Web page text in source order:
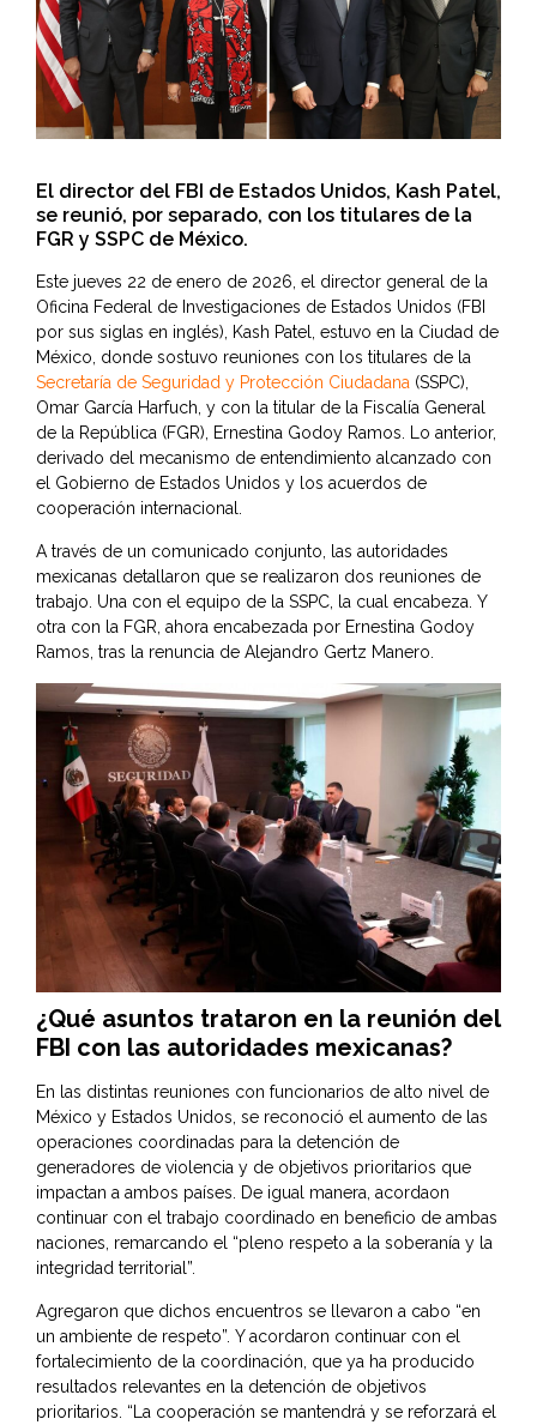
El director del FBI de Estados Unidos, Kash Patel,
se reunió, por separado, con los titulares de la
FGR y SSPC de México.
Este jueves 22 de enero de 2026, el director general de la
Oficina Federal de Investigaciones de Estados Unidos (FBI
por sus siglas en inglés), Kash Patel, estuvo en la Ciudad de
México, donde sostuvo reuniones con los titulares de la
Secretaría de Seguridad y Protección Ciudadana (SSPC),
Omar García Harfuch, y con la titular de la Fiscalía General
de la República (FGR), Ernestina Godoy Ramos. Lo anterior,
derivado del mecanismo de entendimiento alcanzado con
el Gobierno de Estados Unidos y los acuerdos de
cooperación internacional.
A través de un comunicado conjunto, las autoridades
mexicanas detallaron que se realizaron dos reuniones de
trabajo. Una con el equipo de la SSPC, la cual encabeza. Y
otra con la FGR, ahora encabezada por Ernestina Godoy
Ramos, tras la renuncia de Alejandro Gertz Manero.
¿Qué asuntos trataron en la reunión del
FBI con las autoridades mexicanas?
En las distintas reuniones con funcionarios de alto nivel de
México y Estados Unidos, se reconoció el aumento de las
operaciones coordinadas para la detención de
generadores de violencia y de objetivos prioritarios que
impactan a ambos países. De igual manera, acordaon
continuar con el trabajo coordinado en beneficio de ambas
naciones, remarcando el “pleno respeto a la soberanía y la
integridad territorial”.
Agregaron que dichos encuentros se llevaron a cabo “en
un ambiente de respeto”. Y acordaron continuar con el
fortalecimiento de la coordinación, que ya ha producido
resultados relevantes en la detención de objetivos
prioritarios. “La cooperación se mantendrá y se reforzará el